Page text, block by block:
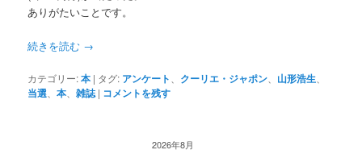
ありがたいことです。
続きを読む →
カテゴリー:本 | タグ: アンケート クーリエ・ジャポン 山形浩生
当選 、本 、雑誌 | コメントを残す
2026年8月